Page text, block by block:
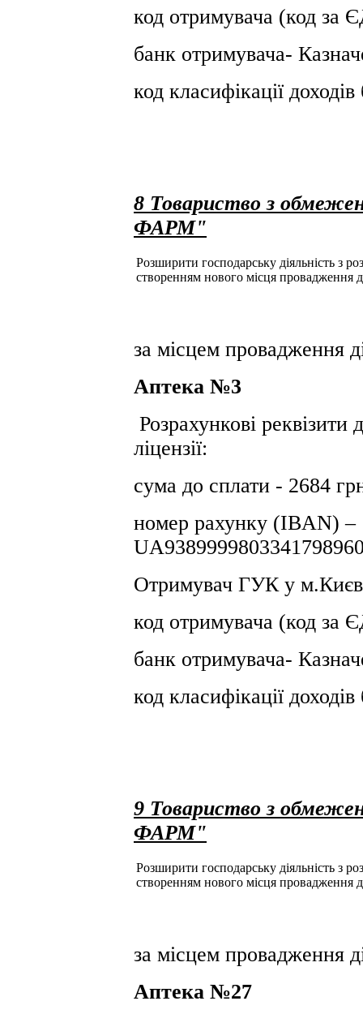
код отримувача (код
банк отримувача-
код класифікації
8 Товариство з
ФАРМ"
Розширити господарську діяльність з
створенням нового місця провадження
за місцем провадження
Аптека №3
Розрахункові
ліцензії:
сума до сплати - 2684
номер рахунку (IBAN) –
Отримувач ГУК у
код отримувача (код
банк отримувача-
код класифікації
9 Товариство з
ФАРМ"
Розширити господарську діяльність з
створенням нового місця провадження
за місцем провадження
Аптека №27